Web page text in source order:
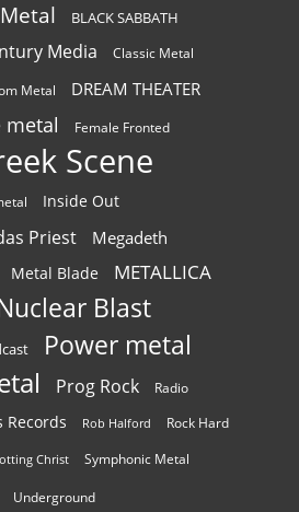
BLACK SABBATH
Media Classic Metal
Metal DREAM THEATER
metal Female Fronted
Scene
Inside Out
Priest Megadeth
Metal Blade METALLICA
Blast
Power metal
Prog Rock Radio
Records Rob Halford Rock Hard
Christ Symphonic Metal
Underground